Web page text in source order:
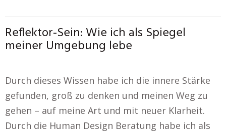
Reflektor-Sein: Wie ich als Spiegel
meiner Umgebung lebe
Durch dieses Wissen habe ich die innere Stärke
gefunden, groß zu denken und meinen Weg zu
gehen – auf meine Art und mit neuer Klarheit.
Durch die Human Design Beratung habe ich als